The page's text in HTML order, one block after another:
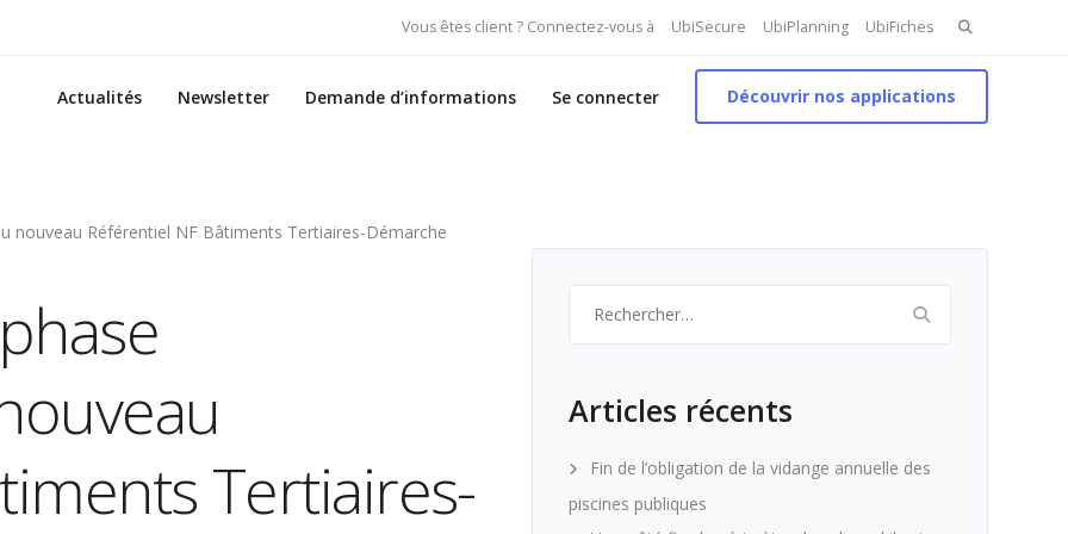
Vous êtes client ? Connectez-vous à UbiSecure UbiPlanning UbiFiches Search
for:
Actualités Newsletter Demande d’informations Se connecter Découvrir nos applications
nouveau Référentiel NF Bâtiments Tertiaires-Démarche
Tertiaires-
Articles récents
Fin de l’obligation de la vidange annuelle des
piscines publiques